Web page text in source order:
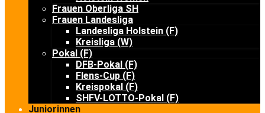
Frauen Oberliga SH
Frauen Landesliga
Landesliga Holstein (F)
Kreisliga (W)
Pokal (F)
DFB-Pokal (F)
Flens-Cup (F)
Kreispokal (F)
SHFV-LOTTO-Pokal (F)
Juniorinnen